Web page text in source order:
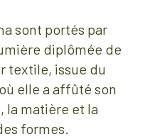
sont portés par
diplômée de
textile, issue du
elle a affûté son
la matière et la
formes.